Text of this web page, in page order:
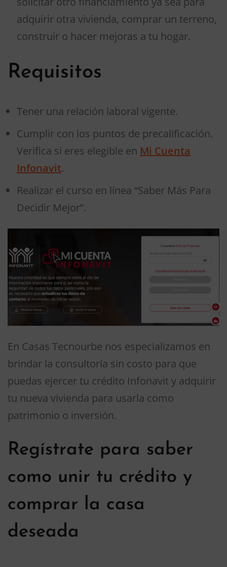
adquirir otra vivienda, comprar un terreno,
construir o hacer mejoras a tu hogar.
Requisitos
Tener una relación laboral vigente.
Cumplir con los puntos de precalificación.
Verifica si eres elegible en Mi Cuenta
Infonavit.
Realizar el curso en línea “Saber Más Para
Decidir Mejor”.
En Casas Tecnourbe nos especializamos en
brindar la consultoría sin costo para que
puedas ejercer tu crédito Infonavit y adquirir
tu nueva vivienda para usarla como
patrimonio o inversión.
Regístrate para saber
como unir tu crédito y
comprar la casa
deseada